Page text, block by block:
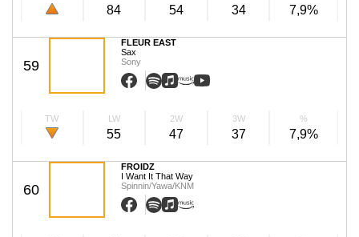
84 54 34 7,9%
59
FLEUR EAST
Sax
Sony
TW LW
55
2W
47
3W
37
%
7,9%
60
FROIDZ
I Want It That Way
Spinnin/Yawa/KNM